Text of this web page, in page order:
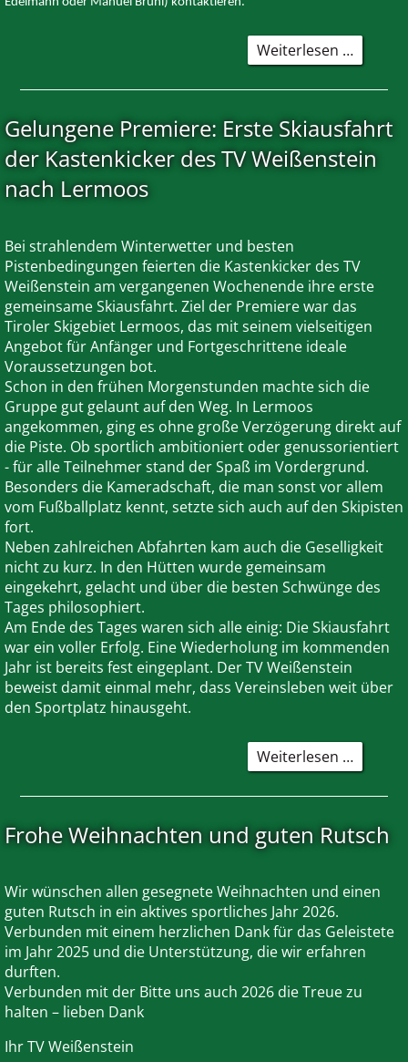
Weiterlesen …
der
Projekt
Gelungene Premiere: Erste Skiausfahrt
der Kastenkicker des TV Weißenstein
nach Lermoos
Bei strahlendem Winterwetter und besten
Pistenbedingungen feierten die Kastenkicker des TV
Weißenstein am vergangenen Wochenende ihre erste
gemeinsame Skiausfahrt. Ziel der Premiere war das
Tiroler Skigebiet Lermoos, das mit seinem vielseitigen
Angebot für Anfänger und Fortgeschrittene ideale
Voraussetzungen bot.
Schon in den frühen Morgenstunden machte sich die
Gruppe gut gelaunt auf den Weg. In Lermoos
angekommen, ging es ohne große Verzögerung direkt auf
die Piste. Ob sportlich ambitioniert oder genussorientiert
- für alle Teilnehmer stand der Spaß im Vordergrund.
Besonders die Kameradschaft, die man sonst vor allem
vom Fußballplatz kennt, setzte sich auch auf den Skipisten
fort.
Neben zahlreichen Abfahrten kam auch die Geselligkeit
nicht zu kurz. In den Hütten wurde gemeinsam
eingekehrt, gelacht und über die besten Schwünge des
Tages philosophiert.
Am Ende des Tages waren sich alle einig: Die Skiausfahrt
war ein voller Erfolg. Eine Wiederholung im kommenden
Jahr ist bereits fest eingeplant. Der TV Weißenstein
beweist damit einmal mehr, dass Vereinsleben weit über
den Sportplatz hinausgeht.
Weiterlesen …
Erste
der
TV
nach
Frohe Weihnachten und guten Rutsch
Wir wünschen allen gesegnete Weihnachten und einen
guten Rutsch in ein aktives sportliches Jahr 2026.
Verbunden mit einem herzlichen Dank für das Geleistete
im Jahr 2025 und die Unterstützung, die wir erfahren
durften.
Verbunden mit der Bitte uns auch 2026 die Treue zu
halten – lieben Dank
Ihr TV Weißenstein